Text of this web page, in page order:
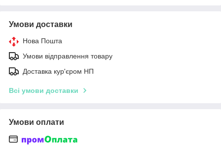
Умови доставки
Нова Пошта
Умови відправлення товару
Доставка кур'єром НП
Всі умови доставки
Умови оплати